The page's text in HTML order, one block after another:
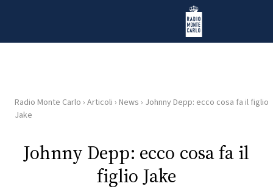
Radio Monte Carlo
HOME
RADIO
Radio Monte Carlo › Articoli › News › Johnny Depp: ecco cosa fa il figlio
Jake
Johnny Depp: ecco cosa fa il
figlio Jake